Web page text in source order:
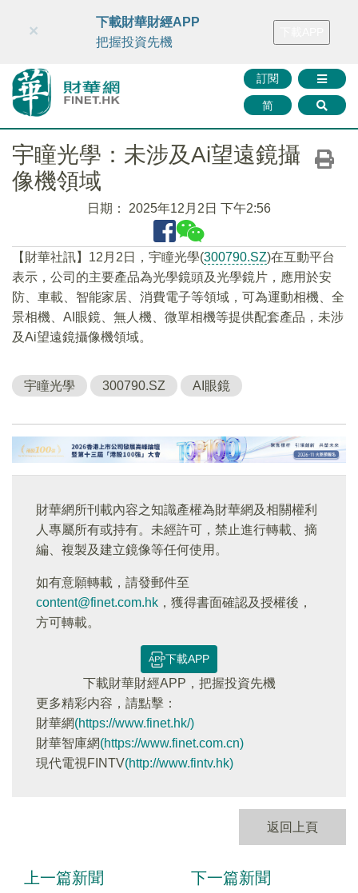
財華智庫網 FINTV FINMETA 財華證券 媒體矩陣
訂閱
简
×
下載財華財經APP
把握投資先機
宇瞳光學：未涉及Ai望遠鏡攝
像機領域
日期： 2025年12月2日 下午2:56
【財華社訊】12月2日，宇瞳光學(300790.SZ)在互動平台
表示，公司的主要產品為光學鏡頭及光學鏡片，應用於安
防、車載、智能家居、消費電子等領域，可為運動相機、全
景相機、AI眼鏡、無人機、微單相機等提供配套產品，未涉
及Ai望遠鏡攝像機領域。
宇瞳光學 300790.SZ AI眼鏡
財華網所刊載內容之知識產權為財華網及相關權利
人專屬所有或持有。未經許可，禁止進行轉載、摘
編、複製及建立鏡像等任何使用。
如有意願轉載，請發郵件至
content@finet.com.hk ，獲得書面確認及授權後，
方可轉載。
下載APP
下載財華財經APP，把握投資先機
更多精彩内容，請點擊：
財華網(https://www.finet.hk/)
財華智庫網(https://www.finet.com.cn)
現代電視FINTV(http://www.fintv.hk)
返回上頁
上一篇新聞 下一篇新聞